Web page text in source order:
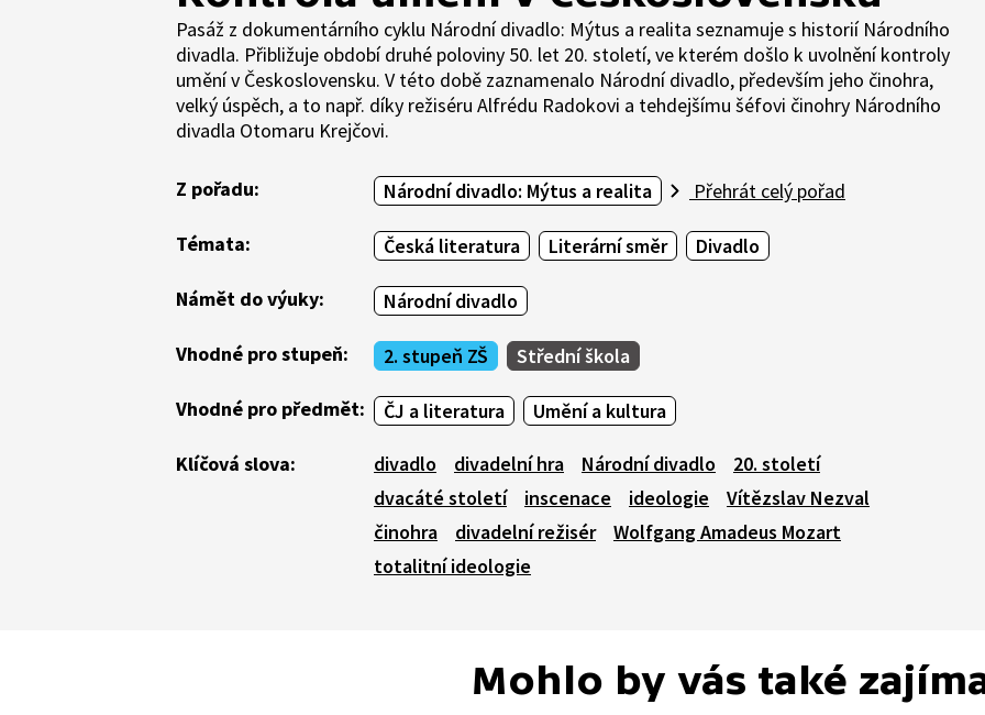
Pasáž z dokumentárního cyklu Národní divadlo: Mýtus a realita seznamuje s historií Národního
divadla. Přibližuje období druhé poloviny 50. let 20. století, ve kterém došlo k uvolnění kontroly
umění v Československu. V této době zaznamenalo Národní divadlo, především jeho činohra,
velký úspěch, a to např. díky režiséru Alfrédu Radokovi a tehdejšímu šéfovi činohry Národního
divadla Otomaru Krejčovi.
Z pořadu: Národní divadlo: Mýtus a realita Přehrát celý pořad
Témata: Česká literatura Literární směr Divadlo
Námět do výuky: Národní divadlo
Vhodné pro stupeň: 2. stupeň ZŠ Střední škola
Vhodné pro předmět: ČJ a literatura Umění a kultura
Klíčová slova: divadlo divadelní hra Národní divadlo
20. století
dvacáté století
inscenace ideologie
Vítězslav Nezval
činohra
divadelní režisér
Wolfgang Amadeus Mozart
totalitní ideologie
Mohlo by vás také